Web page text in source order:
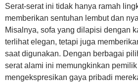
Serat-serat ini tidak hanya ramah
memberikan sentuhan lembut dan
Misalnya, sofa yang dilapisi dengan
terlihat elegan, tetapi juga
saat digunakan. Dengan berbagai
serat alami ini memungkinkan
mengekspresikan gaya pribadi